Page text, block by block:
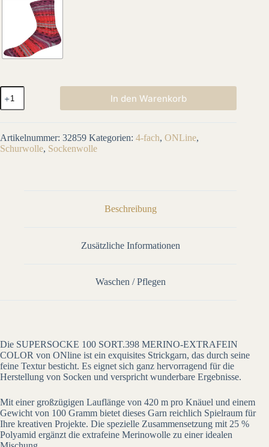
SUPERSOCKE
100
SORT.398
COLOR
Menge
In den Warenkorb
Artikelnummer: 32859 Kategorien: 4-fach, ONLine,
Schurwolle, Sockenwolle
Beschreibung
Zusätzliche Informationen
Waschen / Pflegen
Die SUPERSOCKE 100 SORT.398 MERINO-EXTRAFEIN
COLOR von ONline ist ein exquisites Strickgarn, das durch seine
feine Textur besticht. Es eignet sich ganz hervorragend für die
Herstellung von Socken und verspricht wunderbare Ergebnisse.
Mit einer großzügigen Lauflänge von 420 m pro Knäuel und einem
Gewicht von 100 Gramm bietet dieses Garn reichlich Spielraum für
Ihre kreativen Projekte. Die spezielle Zusammensetzung mit 25 %
Polyamid ergänzt die extrafeine Merinowolle zu einer idealen